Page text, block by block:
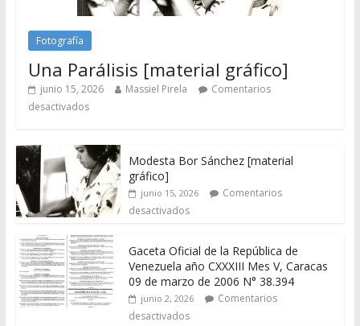
Fotografía
Una Parálisis [material gráfico]
junio 15, 2026 Massiel Pirela
Comentarios
desactivados
Modesta Bor Sánchez [material
gráfico]
junio 15, 2026
Comentarios
desactivados
Gaceta Oficial de la República de
Venezuela año CXXXIII Mes V, Caracas
09 de marzo de 2006 N° 38.394
junio 2, 2026
Comentarios
desactivados